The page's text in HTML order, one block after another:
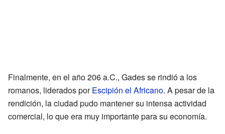
Finalmente, en el año 206 a.C., Gades se rindió a los
romanos, liderados porEscipión el Africano. A pesar de la
rendición, la ciudad pudo mantener su intensa actividad
comercial, lo que era muy importante para su economía.